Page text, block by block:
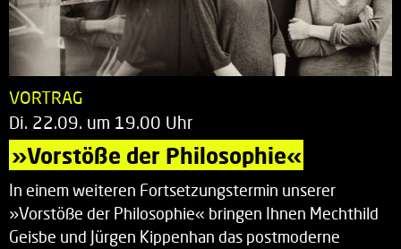
VORTRAG
Di. 22.09. um 19.00 Uhr
»Vorstöße der Philosophie«
In einem weiteren Fortsetzungstermin unserer
»Vorstöße der Philosophie« bringen Ihnen Mechthild
Geisbe und Jürgen Kippenhan das postmoderne